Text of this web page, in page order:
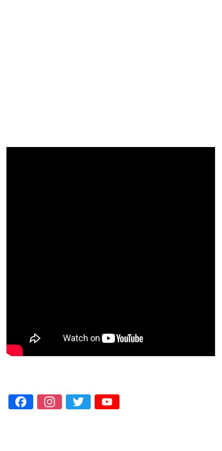
Facebook
Instagram
Twitter